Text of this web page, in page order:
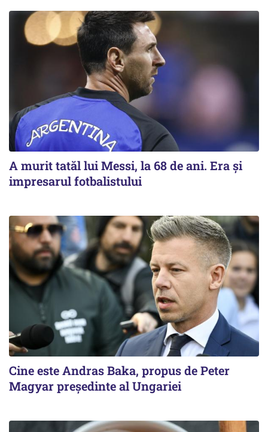
A murit tatăl lui Messi, la 68 de ani. Era și
impresarul fotbalistului
Cine este Andras Baka, propus de Peter
Magyar președinte al Ungariei